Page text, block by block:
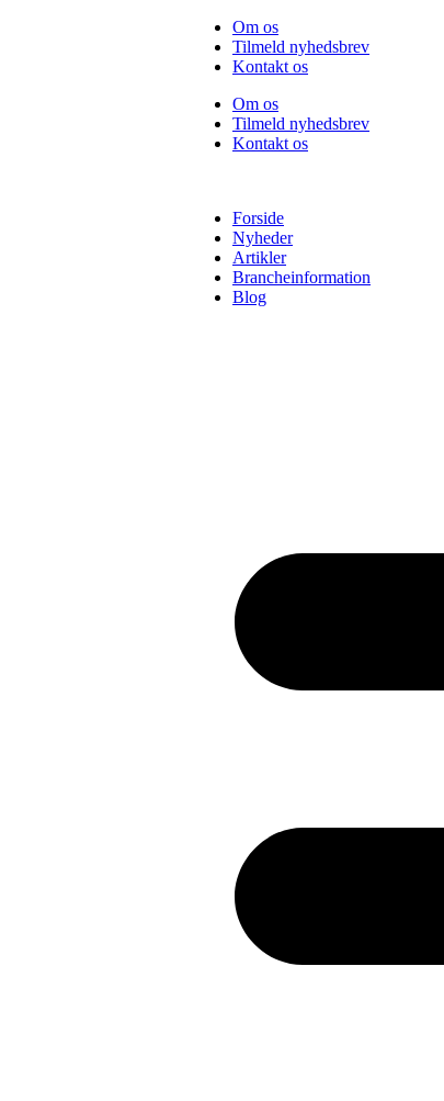
Om os
Tilmeld nyhedsbrev
Kontakt os
Om os
Tilmeld nyhedsbrev
Kontakt os
Forside
Nyheder
Artikler
Brancheinformation
Blog